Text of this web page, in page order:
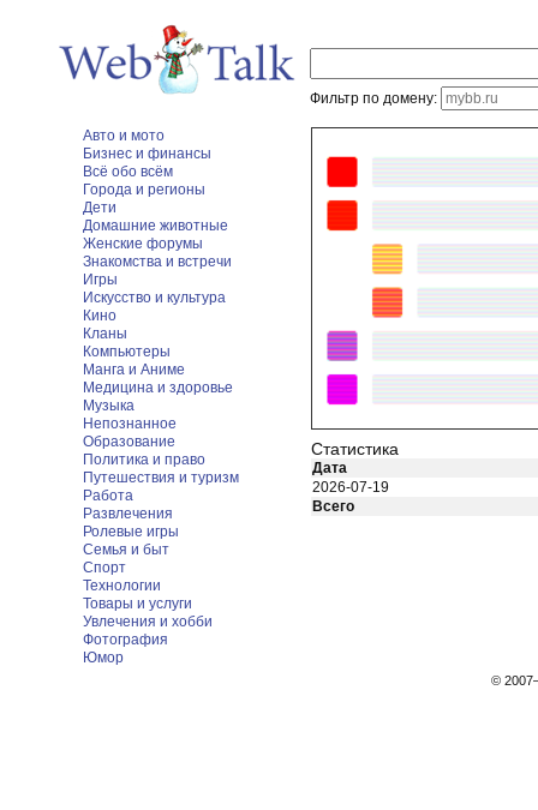
Фильтр по домену:
Авто и мото
Бизнес и финансы
Всё обо всём
Города и регионы
Дети
Домашние животные
Женские форумы
Знакомства и встречи
Игры
Искусство и культура
Кино
Кланы
Компьютеры
Манга и Аниме
Медицина и здоровье
Музыка
Непознанное
Образование
Политика и право
Путешествия и туризм
Работа
Развлечения
Ролевые игры
Семья и быт
Спорт
Технологии
Товары и услуги
Увлечения и хобби
Фотография
Юмор
Статистика
Дата
2026-07-19
Всего
©